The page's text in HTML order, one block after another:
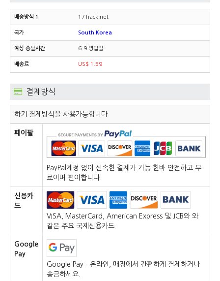
17Track.net
South Korea
6-9 영업일
US$ 1.59
결제방식
하기 결제방식을 사용가능합니다
페이팔
PayPal계정 없이 신속한 결제가 가능 한바 안전하고 무
료이며 편이합니다.
신용카
드
VISA, MasterCard, American Express 및 JCB와 와
같은 주요 국제신용카드.
Google
Pay
Google Pay - 온라인, 매장에서 간편하게 결제하거나
송금하세요.